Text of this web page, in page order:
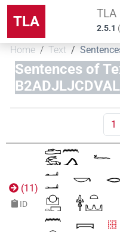
TLA TLA
2.5.1
Home Text
Sentences of
1
(11)
ID